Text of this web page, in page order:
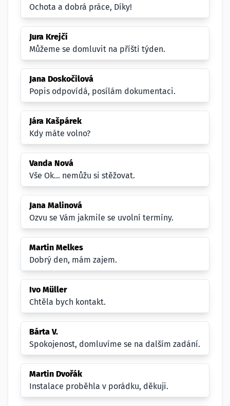
Ochota a dobrá práce, Díky!
Jura Krejčí
Můžeme se domluvit na příští týden.
Jana Doskočilová
Popis odpovídá, posílám dokumentaci.
Jára Kašpárek
Kdy máte volno?
Vanda Nová
Vše Ok... nemůžu si stěžovat.
Jana Malinová
Ozvu se Vám jakmile se uvolní termíny.
Martin Melkes
Dobrý den, mám zajem.
Ivo Müller
Chtěla bych kontakt.
Bárta V.
Spokojenost, domluvíme se na dalším zadání.
Martin Dvořák
Instalace proběhla v porádku, děkuji.